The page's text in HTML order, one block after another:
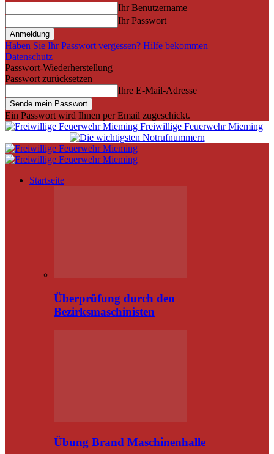
Ihr Benutzername
Ihr Passwort
Haben Sie Ihr Passwort vergessen? Hilfe bekommen
Datenschutz
Passwort-Wiederherstellung
Passwort zurücksetzen
Ihre E-Mail-Adresse
Ein Passwort wird Ihnen per Email zugeschickt.
Freiwillige Feuerwehr Mieming
Startseite
Überprüfung durch den
Bezirksmaschinisten
Übung Brand Maschinenhalle